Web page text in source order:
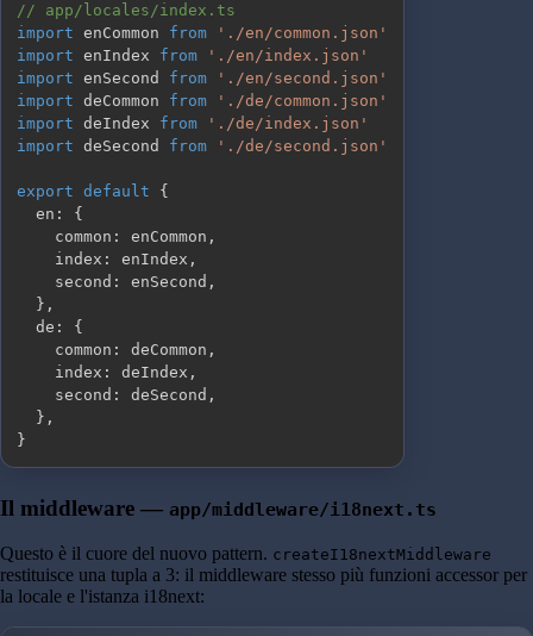
// app/locales/index.ts
import enCommon from
'./en/common.json'
import enIndex from
'./en/index.json'
import enSecond from
'./en/second.json'
import deCommon from
'./de/common.json'
import deIndex from
'./de/index.json'
import deSecond from './de/second.json'
export default
{
  en
:
{
    common
: enCommon ,
    index
: enIndex ,
    second
: enSecond ,
} ,
  de
:
{
    common
: deCommon ,
    index
: deIndex ,
    second
: deSecond ,
} ,
}
Il middleware — app/middleware/i18next.ts
Questo è il cuore del nuovo pattern. createI18nextMiddleware
restituisce una tupla a 3: il middleware stesso più funzioni accessor per
la locale e l'istanza i18next: